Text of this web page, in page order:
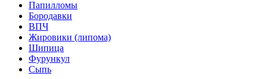
Папилломы
Бородавки
ВПЧ
Жировики (липома)
Шипица
Фурункул
Сыпь